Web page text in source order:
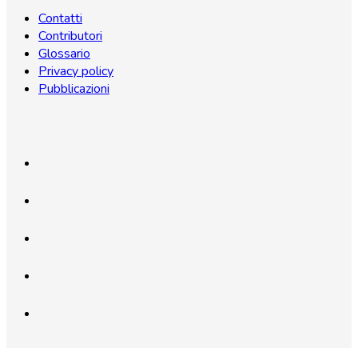
Contatti
Contributori
Glossario
Privacy policy
Pubblicazioni